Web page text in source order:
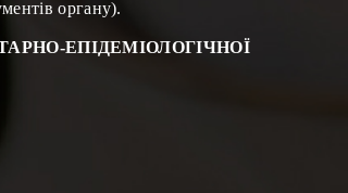
органу).
ЕПІДЕМІОЛОГІЧНОЇ